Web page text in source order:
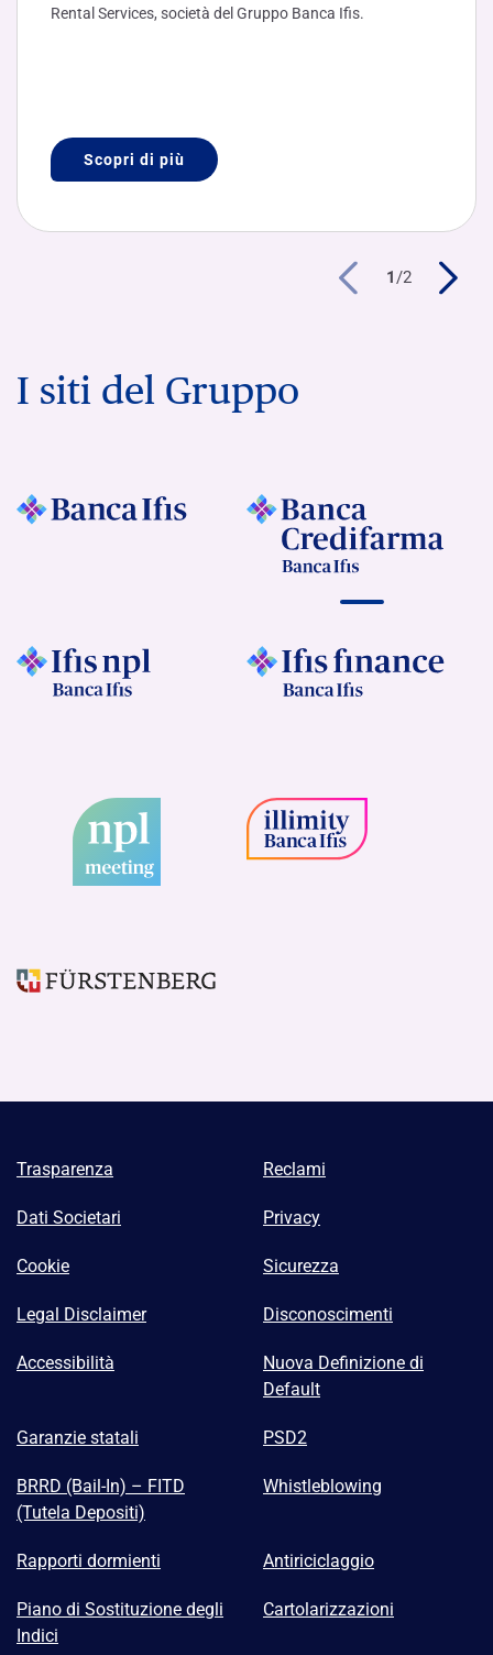
Rental Services, società del Gruppo Banca Ifis.
Scopri di più
1/2
I siti del Gruppo
Trasparenza Reclami
Dati Societari Privacy
Cookie Sicurezza
Legal Disclaimer Disconoscimenti
Accessibilità
Nuova Definizione di
Default
Garanzie statali PSD2
BRRD (Bail-In) – FITD
(Tutela Depositi)
Whistleblowing
Rapporti dormienti Antiriciclaggio
Piano di Sostituzione degli
Indici
Cartolarizzazioni